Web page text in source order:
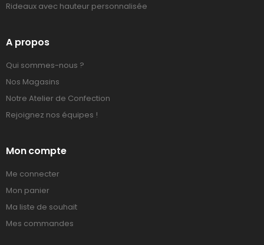
Rideaux avec hauteur personnalisée
A propos
Qui sommes-nous ?
Nos Magasins
Notre Atelier de Confection
Rejoignez nos équipes !
Mon compte
Me connecter
Mon panier
Ma liste de souhait
Mes commandes